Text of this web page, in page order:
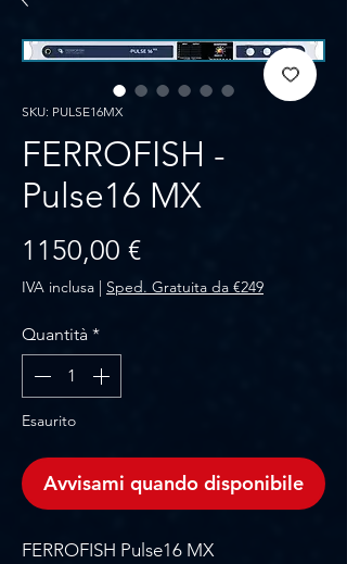
SKU: PULSE16MX
FERROFISH -
Pulse16 MX
1150,00 €Prezzo
IVA inclusa | Sped. Gratuita da €249
Quantità *
Esaurito
Avvisami quando disponibile
FERROFISH Pulse16 MX